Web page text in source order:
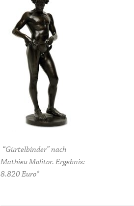
“Gürtelbinder” nach
Mathieu Molitor. Ergebnis:
8.820 Euro*